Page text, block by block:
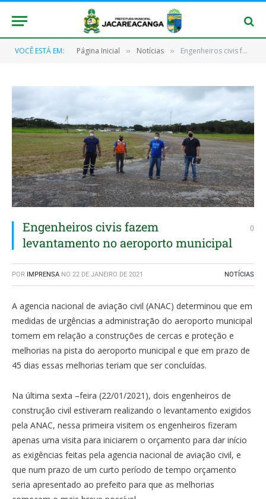
VOCÊ ESTÁ EM: Página Inicial » Notícias » Engenheiros civis fazem levantamento no aeroporto municipal
Engenheiros civis fazem
levantamento no aeroporto municipal
0
POR IMPRENSA NO 22 DE JANEIRO DE 2021 NOTÍCIAS
A agencia nacional de aviação civil (ANAC) determinou que em
medidas de urgências a administração do aeroporto municipal
tomem em relação a construções de cercas e proteção e
melhorias na pista do aeroporto municipal e que em prazo de
45 dias essas melhorias teriam que ser concluídas.
Na última sexta –feira (22/01/2021), dois engenheiros de
construção civil estiveram realizando o levantamento exigidos
pela ANAC, nessa primeira visitem os engenheiros fizeram
apenas uma visita para iniciarem o orçamento para dar início
as exigências feitas pela agencia nacional de aviação civil, e
que num prazo de um curto período de tempo orçamento
seria apresentado ao prefeito para que as melhorias